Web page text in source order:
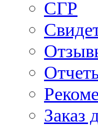
СГР
Заказ